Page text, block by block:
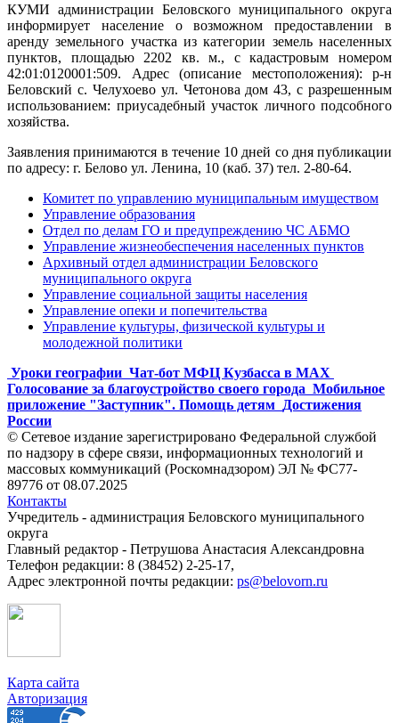
КУМИ администрации Беловского муниципального округа
информирует население о возможном предоставлении в
аренду земельного участка из категории земель населенных
пунктов, площадью 2202 кв. м., с кадастровым номером
42:01:0120001:509. Адрес (описание местоположения): р-н
Беловский с. Челухоево ул. Четонова дом 43, с разрешенным
использованием: приусадебный участок личного подсобного
хозяйства.
Заявления принимаются в течение 10 дней со дня публикации
по адресу: г. Белово ул. Ленина, 10 (каб. 37) тел. 2-80-64.
Комитет по управлению муниципальным имуществом
Управление образования
Отдел по делам ГО и предупреждению ЧС АБМО
Управление жизнеобеспечения населенных пунктов
Архивный отдел администрации Беловского
муниципального округа
Управление социальной защиты населения
Управление опеки и попечительства
Управление культуры, физической культуры и
молодежной политики
Уроки географии Чат-бот МФЦ Кузбасса в MAX
Голосование за благоустройство своего города Мобильное
приложение "Заступник". Помощь детям Достижения
России
© Сетевое издание зарегистрировано Федеральной службой
по надзору в сфере связи, информационных технологий и
массовых коммуникаций (Роскомнадзором) ЭЛ № ФС77-
89776 от 08.07.2025
Контакты
Учредитель - администрация Беловского муниципального
округа
Главный редактор - Петрушова Анастасия Александровна
Телефон редакции: 8 (38452) 2-25-17,
Адрес электронной почты редакции: ps@belovorn.ru
Карта сайта
Авторизация